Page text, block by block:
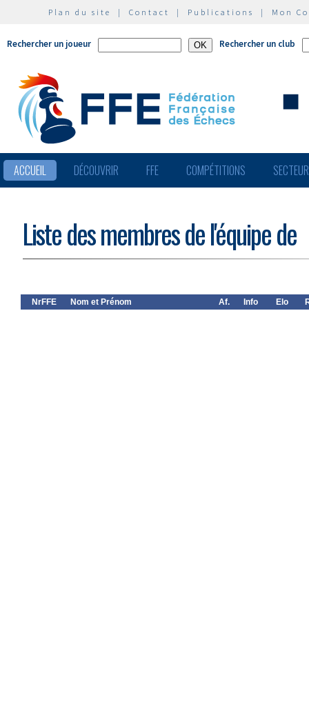
Plan du site | Contact | Publications | Mon
Rechercher un joueur Rechercher un club
ACCUEIL DÉCOUVRIR FFE COMPÉTITIONS
Liste des membres de l'équipe de
NrFFE Nom et Prénom Af. Info Elo